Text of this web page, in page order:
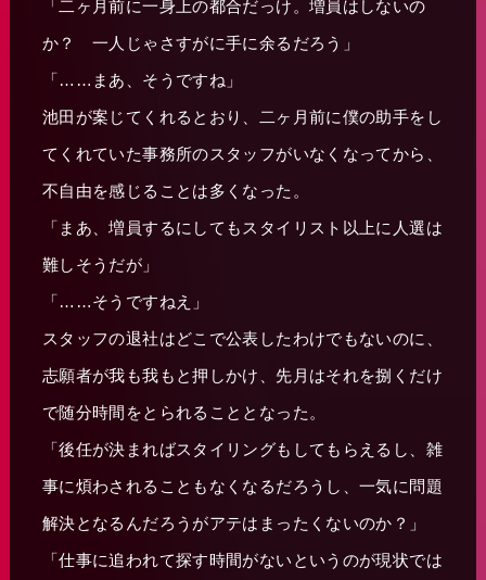
「二ヶ月前に一身上の都合だっけ。増員はしないの
か？ 一人じゃさすがに手に余るだろう」
「……まあ、そうですね」
池田が案じてくれるとおり、二ヶ月前に僕の助手をし
てくれていた事務所のスタッフがいなくなってから、
不自由を感じることは多くなった。
「まあ、増員するにしてもスタイリスト以上に人選は
難しそうだが」
「……そうですねえ」
スタッフの退社はどこで公表したわけでもないのに、
志願者が我も我もと押しかけ、先月はそれを捌くだけ
で随分時間をとられることとなった。
「後任が決まればスタイリングもしてもらえるし、雑
事に煩わされることもなくなるだろうし、一気に問題
解決となるんだろうがアテはまったくないのか？」
「仕事に追われて探す時間がないというのが現状では